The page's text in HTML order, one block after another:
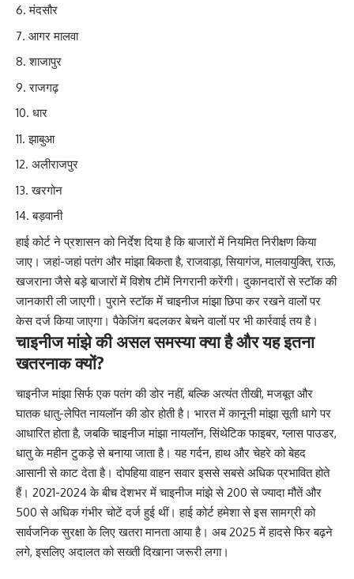
मंदसौर
आगर मालवा
शाजापुर
राजगढ़
धार
झाबुआ
अलीराजपुर
खरगोन
बड़वानी
हाई कोर्ट ने प्रशासन को निर्देश दिया है कि बाजारों में नियमित निरीक्षण किया
जाए। जहां-जहां पतंग और मांझा बिकता है, राजवाड़ा, सियागंज, मालवायुक्ति, राऊ,
खजराना जैसे बड़े बाजारों में विशेष टीमें निगरानी करेंगी। दुकानदारों से स्टॉक की
जानकारी ली जाएगी। पुराने स्टॉक में चाइनीज मांझा छिपा कर रखने वालों पर
केस दर्ज किया जाएगा। पैकेजिंग बदलकर बेचने वालों पर भी कार्रवाई तय है।
चाइनीज मांझे की असल समस्या क्या है और यह इतना
खतरनाक क्यों?
चाइनीज मांझा सिर्फ एक पतंग की डोर नहीं, बल्कि अत्यंत तीखी, मजबूत और
घातक धातु-लेपित नायलॉन की डोर होती है। भारत में कानूनी मांझा सूती धागे पर
आधारित होता है, जबकि चाइनीज मांझा नायलॉन, सिंथेटिक फाइबर, ग्लास पाउडर,
धातु के महीन टुकड़े से बनाया जाता है। यह गर्दन, हाथ और चेहरे को बेहद
आसानी से काट देता है। दोपहिया वाहन सवार इससे सबसे अधिक प्रभावित होते
हैं। 2021-2024 के बीच देशभर में चाइनीज मांझे से 200 से ज्यादा मौतें और
500 से अधिक गंभीर चोटें दर्ज हुई थीं। हाई कोर्ट हमेशा से इस सामग्री को
सार्वजनिक सुरक्षा के लिए खतरा मानता आया है। अब 2025 में हादसे फिर बढ़ने
लगे, इसलिए अदालत को सख्ती दिखाना जरूरी लगा।